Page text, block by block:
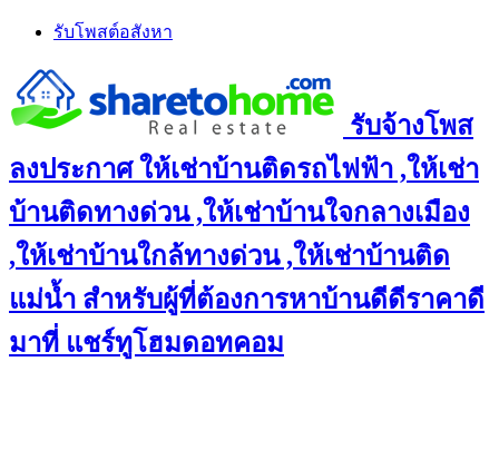
Skip
content
รับโพสต์อสังหา
รับจ้างโพส
ลงประกาศ ให้เช่าบ้านติดรถไฟฟ้า ,ให้เช่า
บ้านติดทางด่วน ,ให้เช่าบ้านใจกลางเมือง
,ให้เช่าบ้านใกล้ทางด่วน ,ให้เช่าบ้านติด
แม่น้ำ สำหรับผู้ที่ต้องการหาบ้านดีดีราคาดี
มาที่ แชร์ทูโฮมดอทคอม